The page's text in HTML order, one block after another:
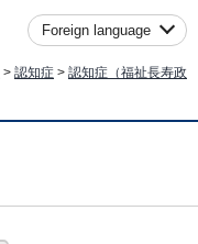
Foreign language
> 認知症 > 認知症（福祉長寿政